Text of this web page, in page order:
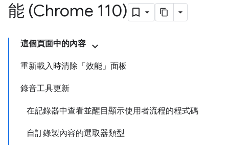
能 (Chrome 110)
這個頁面中的內容
重新載入時清除「效能」面板
錄音工具更新
在記錄器中查看並醒目顯示使用者流程的程式碼
自訂錄製內容的選取器類型